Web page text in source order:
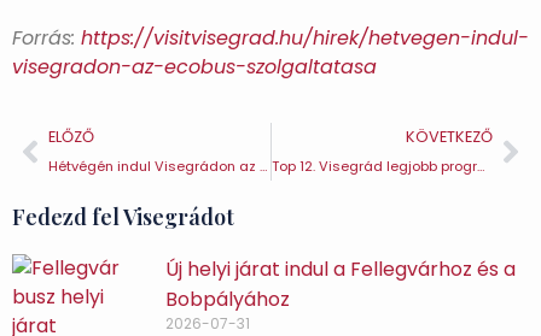
Forrás: https://visitvisegrad.hu/hirek/hetvegen-indul-
visegradon-az-ecobus-szolgaltatasa
ELŐZŐ
Hétvégén indul Visegrádon az Ecobus szolgáltatása
KÖVETKEZŐ
Top 12. Visegrád legjobb programjai (2.)
Fedezd fel Visegrádot
Új helyi járat indul a Fellegvárhoz és a
Bobpályához
2026-07-31